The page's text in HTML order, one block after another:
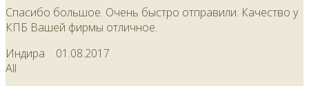
Спасибо большое. Очень быстро отправили. Качество у
КПБ Вашей фирмы отличное.
Индира 01.08.2017
All